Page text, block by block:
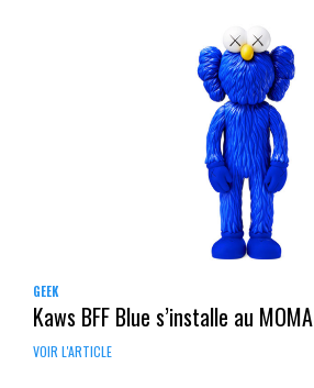
GEEK
Kaws BFF Blue s’installe au MOMA
VOIR L'ARTICLE